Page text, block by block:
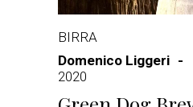
BIRRA
Domenico Liggeri
2020